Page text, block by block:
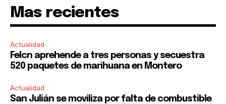
Mas recientes
Actualidad
Felcn aprehende a tres personas y secuestra
520 paquetes de marihuana en Montero
Actualidad
San Julián se moviliza por falta de combustible